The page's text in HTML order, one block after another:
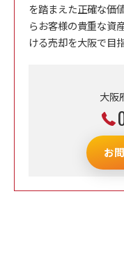
を踏まえた正確な価
らお客様の貴重な資
ける売却を大阪で目
大阪
お